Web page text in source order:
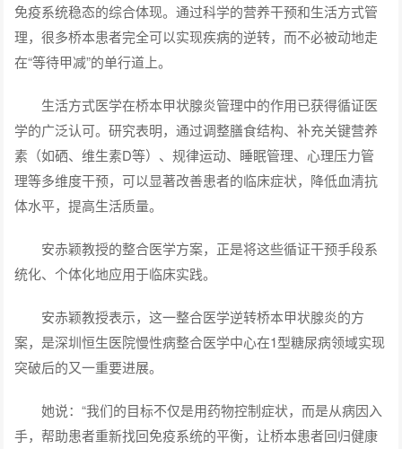
免疫系统稳态的综合体现。通过科学的营养干预和生活方式管
理，很多桥本患者完全可以实现疾病的逆转，而不必被动地走
在“等待甲减”的单行道上。
生活方式医学在桥本甲状腺炎管理中的作用已获得循证医
学的广泛认可。研究表明，通过调整膳食结构、补充关键营养
素（如硒、维生素D等）、规律运动、睡眠管理、心理压力管
理等多维度干预，可以显著改善患者的临床症状，降低血清抗
体水平，提高生活质量。
安赤颖教授的整合医学方案，正是将这些循证干预手段系
统化、个体化地应用于临床实践。
安赤颖教授表示，这一整合医学逆转桥本甲状腺炎的方
案，是深圳恒生医院慢性病整合医学中心在1型糖尿病领域实现
突破后的又一重要进展。
她说：“我们的目标不仅是用药物控制症状，而是从病因入
手，帮助患者重新找回免疫系统的平衡，让桥本患者回归健康